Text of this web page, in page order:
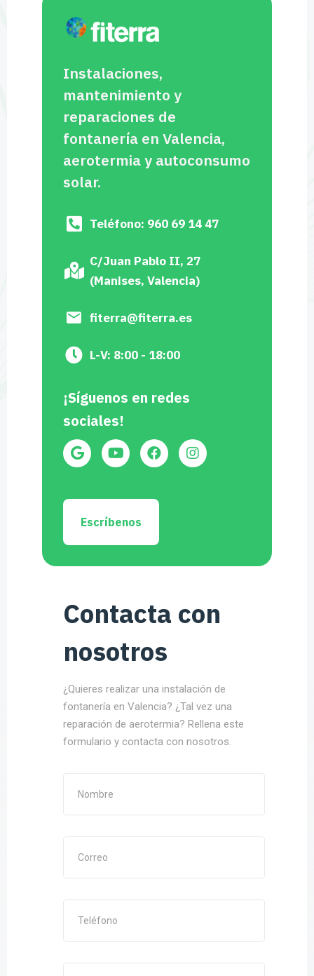
Instalaciones,
mantenimiento y
reparaciones de
fontanería en Valencia,
aerotermia y autoconsumo
solar.
Teléfono: 960 69 14 47
C/Juan Pablo II, 27
(Manises, Valencia)
fiterra@fiterra.es
L-V: 8:00 - 18:00
¡Síguenos en redes
sociales!
Escríbenos
Contacta con
nosotros
¿Quieres realizar una instalación de
fontanería en Valencia? ¿Tal vez una
reparación de aerotermia? Rellena este
formulario y contacta con nosotros.